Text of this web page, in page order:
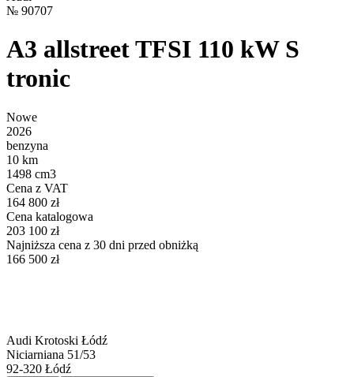
№ 90707
A3 allstreet TFSI 110 kW S
tronic
Nowe
2026
benzyna
10 km
1498 cm3
Cena z VAT
164 800 zł
Cena katalogowa
203 100 zł
Najniższa cena z 30 dni przed obniżką
166 500 zł
Audi Krotoski Łódź
Niciarniana 51/53
92-320 Łódź